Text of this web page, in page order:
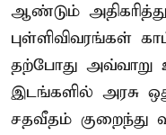
ஆண்டும்
புள்ளிவிவரங்கள்
தற்போது அவ்வாறு
இடங்களில் அரசு
சதவீதம் குறைந்து